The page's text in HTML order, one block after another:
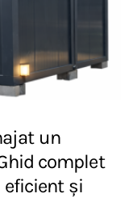
un
complet
și